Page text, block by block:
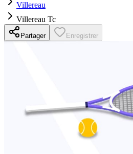
Villereau
Villereau Tc
Partager Enregistrer